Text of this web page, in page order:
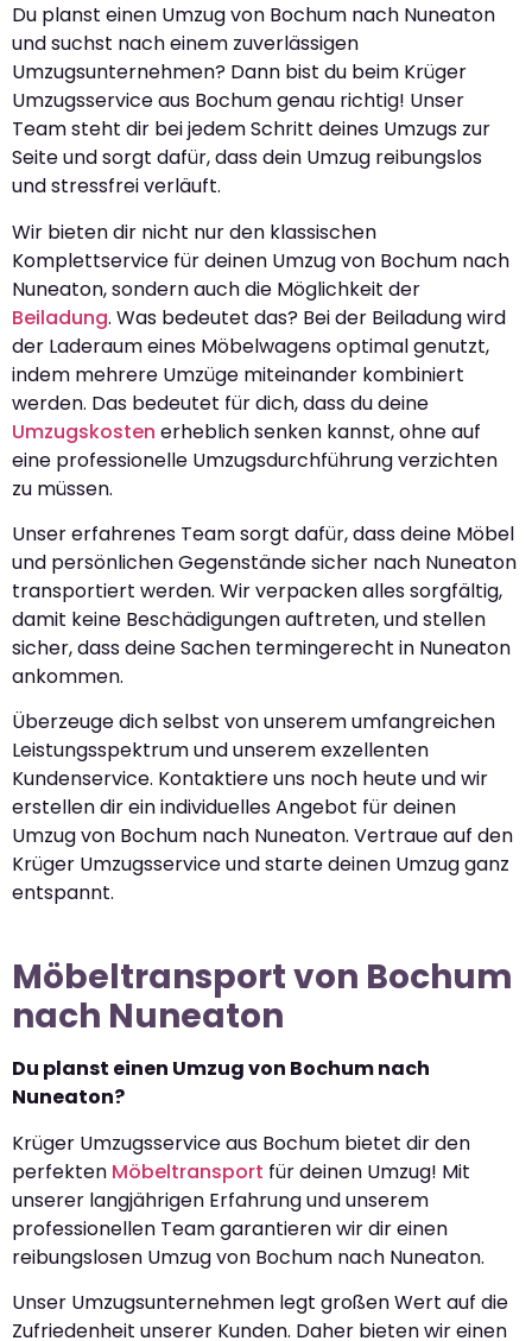
Du planst einen Umzug von Bochum nach Nuneaton
und suchst nach einem zuverlässigen
Umzugsunternehmen? Dann bist du beim Krüger
Umzugsservice aus Bochum genau richtig! Unser
Team steht dir bei jedem Schritt deines Umzugs zur
Seite und sorgt dafür, dass dein Umzug reibungslos
und stressfrei verläuft.
Wir bieten dir nicht nur den klassischen
Komplettservice für deinen Umzug von Bochum nach
Nuneaton, sondern auch die Möglichkeit der
Beiladung. Was bedeutet das? Bei der Beiladung wird
der Laderaum eines Möbelwagens optimal genutzt,
indem mehrere Umzüge miteinander kombiniert
werden. Das bedeutet für dich, dass du deine
Umzugskosten erheblich senken kannst, ohne auf
eine professionelle Umzugsdurchführung verzichten
zu müssen.
Unser erfahrenes Team sorgt dafür, dass deine Möbel
und persönlichen Gegenstände sicher nach Nuneaton
transportiert werden. Wir verpacken alles sorgfältig,
damit keine Beschädigungen auftreten, und stellen
sicher, dass deine Sachen termingerecht in Nuneaton
ankommen.
Überzeuge dich selbst von unserem umfangreichen
Leistungsspektrum und unserem exzellenten
Kundenservice. Kontaktiere uns noch heute und wir
erstellen dir ein individuelles Angebot für deinen
Umzug von Bochum nach Nuneaton. Vertraue auf den
Krüger Umzugsservice und starte deinen Umzug ganz
entspannt.
Möbeltransport von Bochum
nach Nuneaton
Du planst einen Umzug von Bochum nach
Nuneaton?
Krüger Umzugsservice aus Bochum bietet dir den
perfekten Möbeltransport für deinen Umzug! Mit
unserer langjährigen Erfahrung und unserem
professionellen Team garantieren wir dir einen
reibungslosen Umzug von Bochum nach Nuneaton.
Unser Umzugsunternehmen legt großen Wert auf die
Zufriedenheit unserer Kunden. Daher bieten wir einen